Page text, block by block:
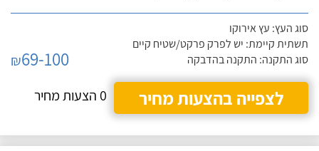
סוג העץ: עץ אירוקו
תשתית קיימת: יש לפרק פרקט/שטיח קיים
סוג התקנה: התקנה בהדבקה
₪69-100
לצפייה בהצעות מחיר
0 הצעות מחיר